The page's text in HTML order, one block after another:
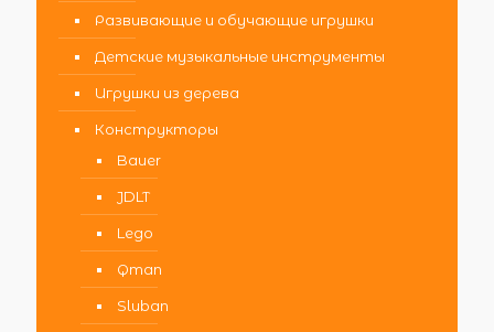
Развивающие и обучающие игрушки
Детские музыкальные инструменты
Игрушки из дерева
Конструкторы
Bauer
JDLT
Lego
Qman
Sluban